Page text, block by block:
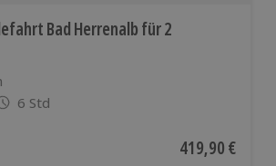
Bad Herrenalb für 2
6 Std
Aktueller Preis
419,90 €